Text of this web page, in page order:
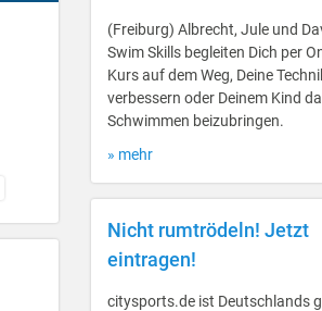
(Freiburg) Albrecht, Jule und
Swim Skills begleiten Dich per
Kurs auf dem Weg, Deine
verbessern oder Deinem Kind
Schwimmen beizubringen.
» mehr
Nicht rumtrödeln! Jetzt
eintragen!
citysports.de ist Deutschlands